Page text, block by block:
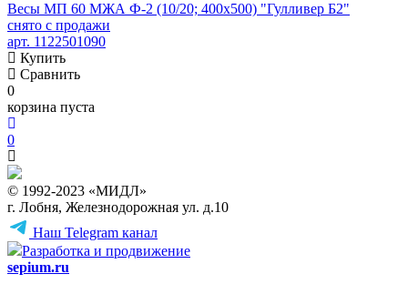
Весы МП 60 МЖА Ф-2 (10/20; 400х500) "Гулливер Б2"
снято с продажи
арт. 1122501090
Купить
Сравнить
0
корзина пуста
0
© 1992-2023 «МИДЛ»
г. Лобня, Железнодорожная ул. д.10
Наш Telegram канал
Разработка и продвижение
sepium.ru